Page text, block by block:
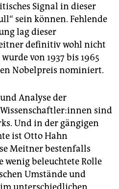
Signal in dieser
sein können. Fehlende
lag dieser
definitiv wohl nicht
von 1937 bis 1965
Nobelpreis nominiert.
Analyse der
sind
Und in der gängigen
ist Otto Hahn
Meitner bestenfalls
beleuchtete Rolle
Umstände und